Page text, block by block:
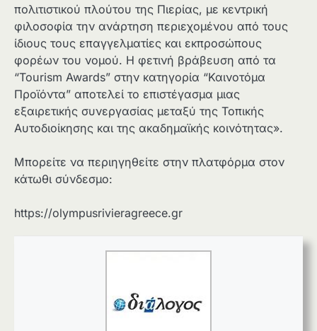
πολιτιστικού πλούτου της Πιερίας, με κεντρική
φιλοσοφία την ανάρτηση περιεχομένου από τους
ίδιους τους επαγγελματίες και εκπροσώπους
φορέων του νομού. Η φετινή βράβευση από τα
“Tourism Awards” στην κατηγορία “Καινοτόμα
Προϊόντα” αποτελεί το επιστέγασμα μιας
εξαιρετικής συνεργασίας μεταξύ της Τοπικής
Αυτοδιοίκησης και της ακαδημαϊκής κοινότητας».
Μπορείτε να περιηγηθείτε στην πλατφόρμα στον
κάτωθι σύνδεσμο:
https://olympusrivieragreece.gr